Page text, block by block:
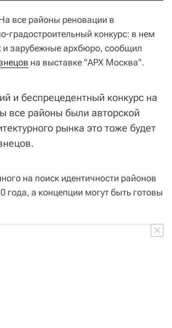
все районы реновации в
градостроительный конкурс: в нем
и зарубежные архбюро, сообщил
на выставке "АРХ Москва".
и беспрецедентный конкурс на
все районы были авторской
рынка это тоже будет
на поиск идентичности районов
года, а концепции могут быть готовы